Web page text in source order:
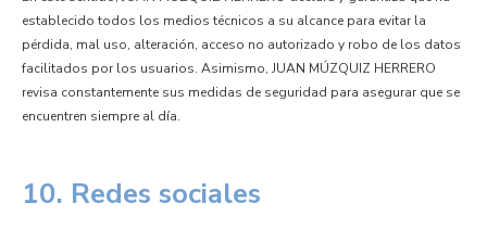
establecido todos los medios técnicos a su alcance para evitar la
pérdida, mal uso, alteración, acceso no autorizado y robo de los datos
facilitados por los usuarios. Asimismo, JUAN MÚZQUIZ HERRERO
revisa constantemente sus medidas de seguridad para asegurar que se
encuentren siempre al día.
10. Redes sociales